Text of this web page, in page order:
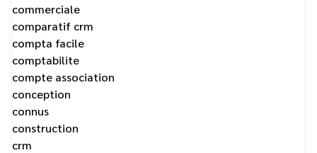
commerciale
comparatif crm
compta facile
comptabilite
compte association
conception
connus
construction
crm